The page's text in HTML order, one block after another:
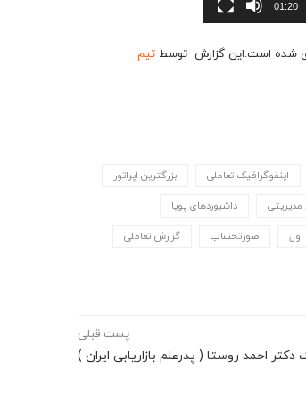
01:20
تیم
اینفوگرافیک تعاملی بزرگترین اپراتور
مدیریتی داشبوردهای پویا
صورتحساب گزارش تعاملی
پست قبلی
دکتر احمد روستا ( پدرعلم بازاریابی ایران )